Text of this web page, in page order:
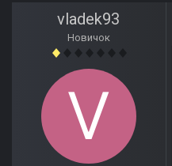
vladek93
Новичок